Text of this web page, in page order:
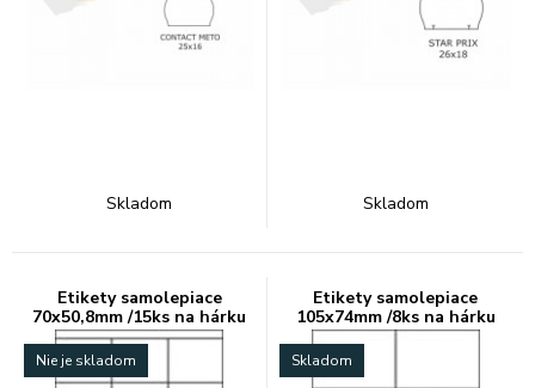
Skladom Skladom
Etikety samolepiace
70x50,8mm /15ks na hárku
Nie je skladom
Etikety samolepiace
105x74mm /8ks na hárku
Skladom